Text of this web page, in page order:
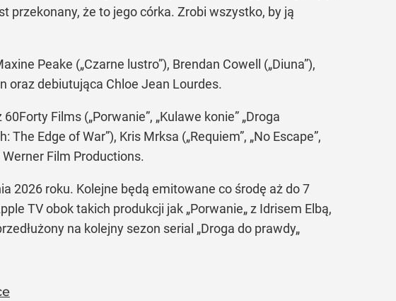
przekonany, że to jego córka. Zrobi wszystko, by ją
Peake („Czarne lustro”), Brendan Cowell („Diuna”),
oraz debiutująca Chloe Jean Lourdes.
Films („Porwanie”, „Kulawe konie” „Droga
Edge of War”), Kris Mrksa („Requiem”, „No Escape”,
Werner Film Productions.
2026 roku. Kolejne będą emitowane co środę aż do 7
TV obok takich produkcji jak „Porwanie„ z Idrisem Elbą,
na kolejny sezon serial „Droga do prawdy„